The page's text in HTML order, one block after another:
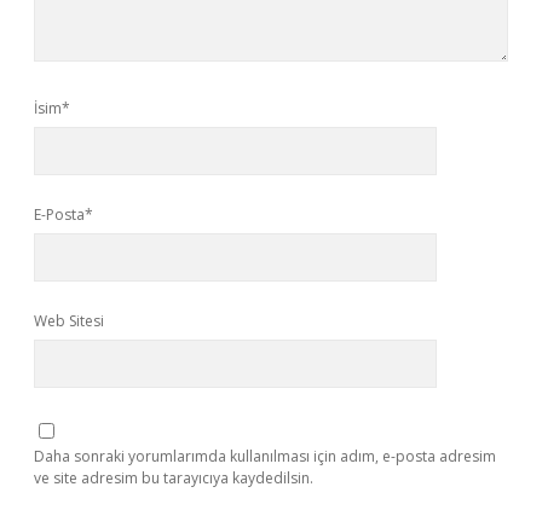
İsim*
E-Posta*
Web Sitesi
Daha sonraki yorumlarımda kullanılması için adım, e-posta adresim
ve site adresim bu tarayıcıya kaydedilsin.